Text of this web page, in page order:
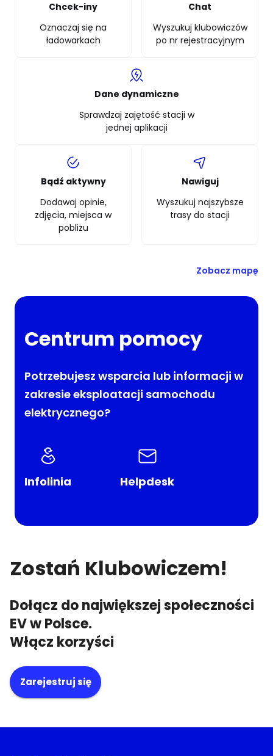
Chcek-iny
Oznaczaj się na
ładowarkach
Chat
Wyszukuj klubowiczów
po nr rejestracyjnym
Dane dynamiczne
Sprawdzaj zajętość stacji w
jednej aplikacji
Bądź aktywny
Dodawaj opinie,
zdjęcia, miejsca w
pobliżu
Nawiguj
Wyszukuj najszybsze
trasy do stacji
Zobacz mapę
Centrum pomocy
Potrzebujesz wsparcia lub informacji w
zakresie eksploatacji samochodu
elektrycznego?
Infolinia Helpdesk
Zostań Klubowiczem!
Dołącz do największej społeczności
EV w Polsce.
Włącz korzyści
Zarejestruj się